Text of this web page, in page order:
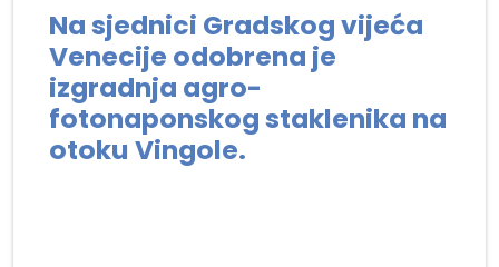
Na sjednici Gradskog vijeća
Venecije odobrena je
izgradnja agro-
fotonaponskog staklenika na
otoku Vingole.